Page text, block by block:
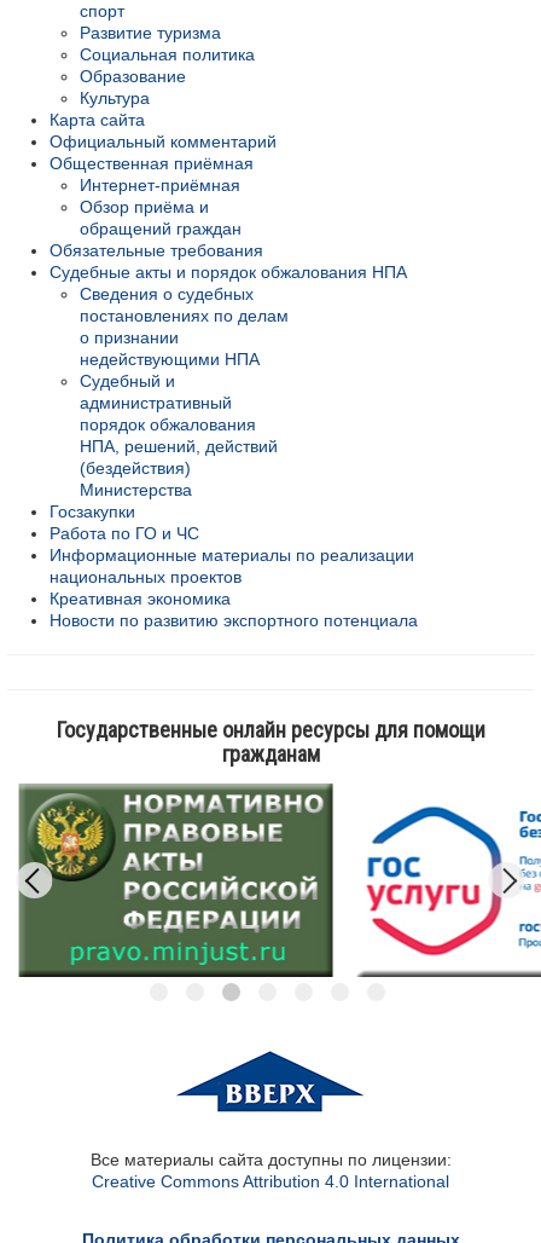
спорт
Развитие туризма
Социальная политика
Образование
Культура
Карта сайта
Официальный комментарий
Общественная приёмная
Интернет-приёмная
Обзор приёма и
обращений граждан
Обязательные требования
Судебные акты и порядок обжалования НПА
Сведения о судебных
постановлениях по делам
о признании
недействующими НПА
Судебный и
административный
порядок обжалования
НПА, решений, действий
(бездействия)
Министерства
Госзакупки
Работа по ГО и ЧС
Информационные материалы по реализации
национальных проектов
Креативная экономика
Новости по развитию экспортного потенциала
Государственные онлайн ресурсы для помощи
гражданам
Все материалы сайта доступны по лицензии:
Creative Commons Attribution 4.0 International